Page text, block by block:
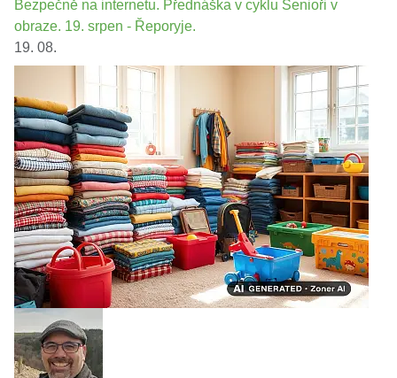
Bezpečně na internetu. Přednáška v cyklu Senioři v
obraze. 19. srpen - Řeporyje.
19. 08.